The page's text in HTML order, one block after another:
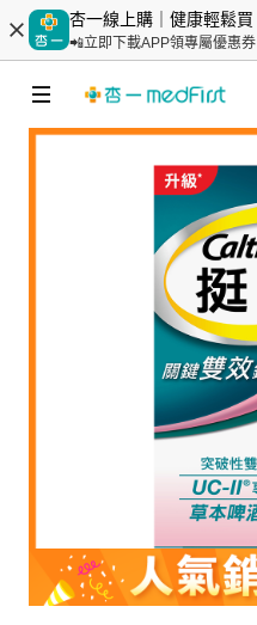
杏一線上購｜健康輕鬆買
📲立即下載APP領專屬優惠券